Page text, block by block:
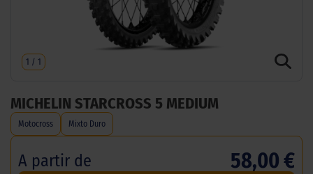
1 / 1
MICHELIN STARCROSS 5 MEDIUM
Motocross Mixto Duro
A partir de 58,00 €